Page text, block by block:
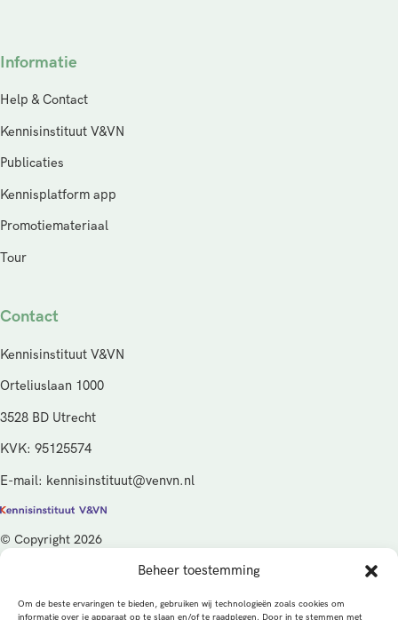
Beheer toestemming
Om de beste ervaringen te bieden, gebruiken wij technologieën zoals cookies om
informatie over je apparaat op te slaan en/of te raadplegen. Door in te stemmen met
Informatie
Help & Contact
Kennisinstituut V&VN
Publicaties
Kennisplatform app
Promotiemateriaal
Tour
Contact
Kennisinstituut V&VN
Orteliuslaan 1000
3528 BD Utrecht
KVK: 95125574
E-mail: kennisinstituut@venvn.nl
© Copyright 2026
De activiteiten van het Kennisinstituut V&VN worden gefinancierd
vanuit de kwaliteitsgelden van het ministerie van Volksgezondheid,
Welzijn en Sport (VWS), beheerd door ZonMw.